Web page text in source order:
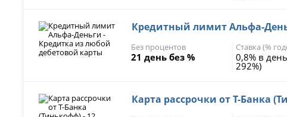
Кредитный лимит Альфа-
Без процентов
21 день без %
Ставка (%
0,8% в
292%)
Карта рассрочки от Т-Банка